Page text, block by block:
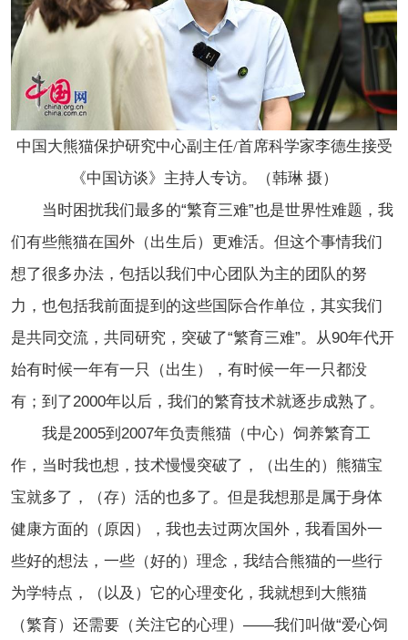
中国大熊猫保护研究中心副主任/首席科学家李德生接受
《中国访谈》主持人专访。（韩琳 摄）
当时困扰我们最多的“繁育三难”也是世界性难题，我
们有些熊猫在国外（出生后）更难活。但这个事情我们
想了很多办法，包括以我们中心团队为主的团队的努
力，也包括我前面提到的这些国际合作单位，其实我们
是共同交流，共同研究，突破了“繁育三难”。从90年代开
始有时候一年有一只（出生），有时候一年一只都没
有；到了2000年以后，我们的繁育技术就逐步成熟了。
我是2005到2007年负责熊猫（中心）饲养繁育工
作，当时我也想，技术慢慢突破了，（出生的）熊猫宝
宝就多了，（存）活的也多了。但是我想那是属于身体
健康方面的（原因），我也去过两次国外，我看国外一
些好的想法，一些（好的）理念，我结合熊猫的一些行
为学特点，（以及）它的心理变化，我就想到大熊猫
（繁育）还需要（关注它的心理）——我们叫做“爱心饲